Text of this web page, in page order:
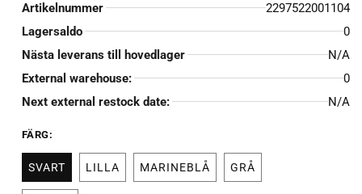
Artikelnummer
2297522001104
Lagersaldo
0
Nästa leverans till hovedlager
N/A
External warehouse:
0
Next external restock date:
N/A
FÄRG:
SVART LILLA MARINEBLÅ GRÅ